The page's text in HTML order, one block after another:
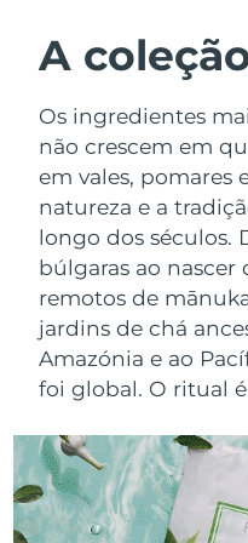
A
Os ingredientes
não crescem em
em vales, pomares
natureza e a
longo dos séculos.
búlgaras ao nascer
remotos de
jardins de chá
Amazónia e ao
foi global. O ritual
Limpeza facial
LUNA™
Anti-aging
LUNA™
Massage,
LUNA™
For men,
BEAR™
BEAR™
BEAR™
Hidratação
UFO™ 3
Deep
UFO™ 3
Near-
device
issa™ 4
Hybrid
issa™ 4
Smart
TRATAMENTO
FAQ™
Antienvelhecimento
Áustria
Bélgica
Bermudas
Bósnia e
Herzegovina
Brunei
Bulgária
Canadá
Chile